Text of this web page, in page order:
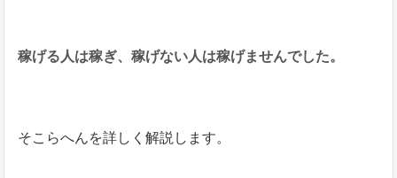
稼げる人は稼ぎ、稼げない人は稼げませんでした。
そこらへんを詳しく解説します。